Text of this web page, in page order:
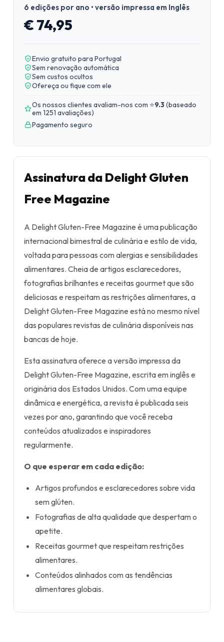
6 edições por ano • versão impressa em Inglês
€ 74,95
Envio gratuito para Portugal
Sem renovação automática
Sem custos ocultos
Ofereça ou fique com ele
Os nossos clientes avaliam-nos com ⭐9.3(baseado
em 1251 avaliações)
Pagamento seguro
Assinatura da Delight Gluten
Free Magazine
A Delight Gluten-Free Magazine é uma publicação
internacional bimestral de culinária e estilo de vida,
voltada para pessoas com alergias e sensibilidades
alimentares. Cheia de artigos esclarecedores,
fotografias brilhantes e receitas gourmet que são
deliciosas e respeitam as restrições alimentares, a
Delight Gluten-Free Magazine está no mesmo nível
das populares revistas de culinária disponíveis nas
bancas de hoje.
Esta assinatura oferece a versão impressa da
Delight Gluten-Free Magazine, escrita em inglês e
originária dos Estados Unidos. Com uma equipe
dinâmica e energética, a revista é publicada seis
vezes por ano, garantindo que você receba
conteúdos atualizados e inspiradores
regularmente.
O que esperar em cada edição:
Artigos profundos e esclarecedores sobre vida
sem glúten.
Fotografias de alta qualidade que despertam o
apetite.
Receitas gourmet que respeitam restrições
alimentares.
Conteúdos alinhados com as tendências
alimentares globais.